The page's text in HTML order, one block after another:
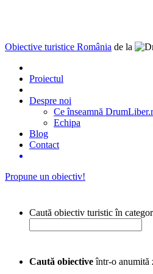
Obiective turistice România de la
Proiectul
Despre noi
Ce înseamnă
Echipa
Blog
Contact
Propune un obiectiv!
Caută obiectiv turistic în
Caută obiectiveîntr-o anumită